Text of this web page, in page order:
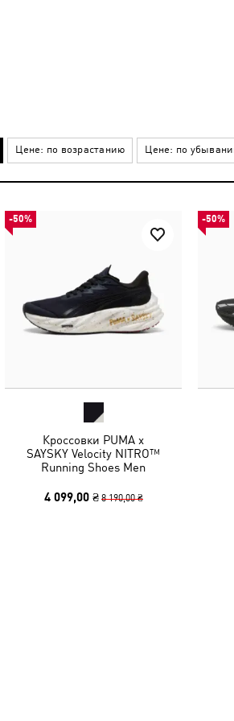
Цене: по возрастанию Цене: по
-50%
Кроссовки PUMA x
SAYSKY Velocity NITRO™
Running Shoes Men
4 099,00 ₴ 8 190,00 ₴
-50%